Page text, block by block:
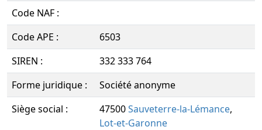
Code NAF :
Code APE :
6503
SIREN :
332 333 764
Forme juridique :
Société anonyme
Siège social :
47500Sauveterre-la-Lémance,
Lot-et-Garonne